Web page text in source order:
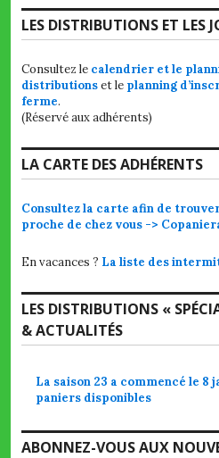
LES DISTRIBUTIONS ET LES
Consultez le calendrier et le
distributionset le planning
ferme.
(Réservé aux adhérents)
LA CARTE DES ADHÉRENTS
Consultez la carte afin de
proche de chez vous ->
En vacances ? La liste des
LES DISTRIBUTIONS «
& ACTUALITÉS
La saison 23 a commencé le
paniers disponibles
ABONNEZ-VOUS AUX